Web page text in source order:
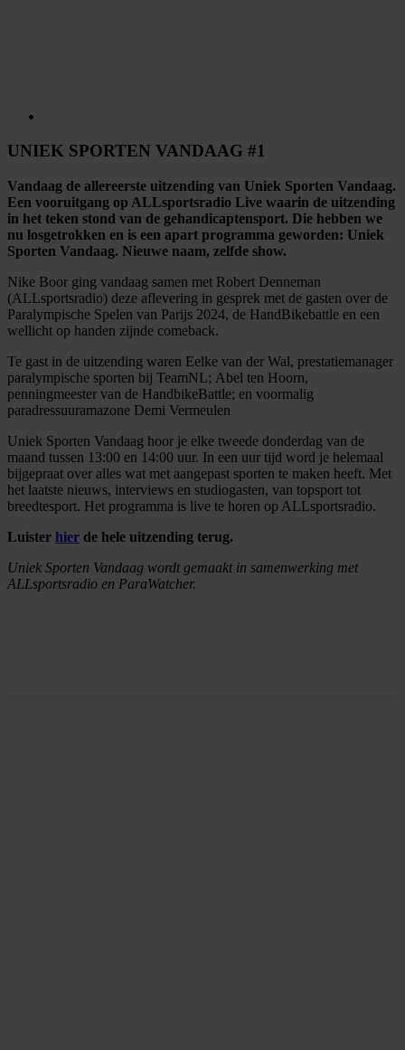
UNIEK SPORTEN VANDAAG #1
Vandaag de allereerste uitzending van Uniek Sporten Vandaag.
Een vooruitgang op ALLsportsradio Live waarin de uitzending
in het teken stond van de gehandicaptensport. Die hebben we
nu losgetrokken en is een apart programma geworden: Uniek
Sporten Vandaag. Nieuwe naam, zelfde show.
Nike Boor ging vandaag samen met Robert Denneman
(ALLsportsradio) deze aflevering in gesprek met de gasten over de
Paralympische Spelen van Parijs 2024, de HandBikebattle en een
wellicht op handen zijnde comeback.
Te gast in de uitzending waren Eelke van der Wal, prestatiemanager
paralympische sporten bij TeamNL; Abel ten Hoorn,
penningmeester van de HandbikeBattle; en voormalig
paradressuuramazone Demi Vermeulen
Uniek Sporten Vandaag hoor je elke tweede donderdag van de
maand tussen 13:00 en 14:00 uur. In een uur tijd word je helemaal
bijgepraat over alles wat met aangepast sporten te maken heeft. Met
het laatste nieuws, interviews en studiogasten, van topsport tot
breedtesport. Het programma is live te horen op ALLsportsradio.
Luister hier de hele uitzending terug.
Uniek Sporten Vandaag wordt gemaakt in samenwerking met
ALLsportsradio en ParaWatcher.